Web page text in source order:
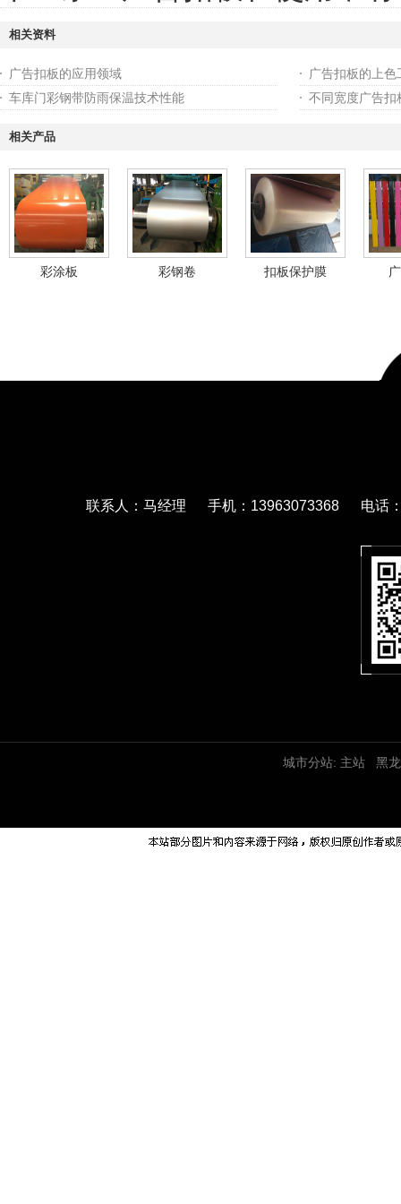
相关资料
广告扣板的应用领域
广告扣板的上色
车库门彩钢带防雨保温技术性能
不同宽度广告扣
相关产品
彩涂板 彩钢卷 扣板保护膜
联系人：马经理 手机：13963073368 电话
城市分站: 主站 黑